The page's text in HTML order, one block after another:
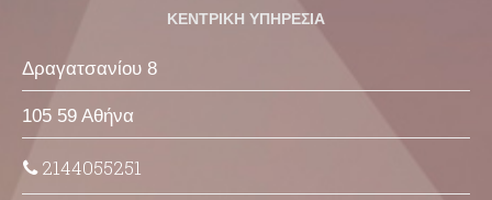
ΚΕΝΤΡΙΚΗ ΥΠΗΡΕΣΙΑ
Δραγατσανίου 8
105 59 Αθήνα
2144055251